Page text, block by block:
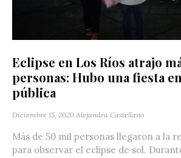
Eclipse en Los Ríos atrajo
personas: Hubo una fiesta
pública
Diciembre 15, 2020 Alejandra Castellano
Más de 50 mil personas llegaron a la
para observar el eclipse de sol.